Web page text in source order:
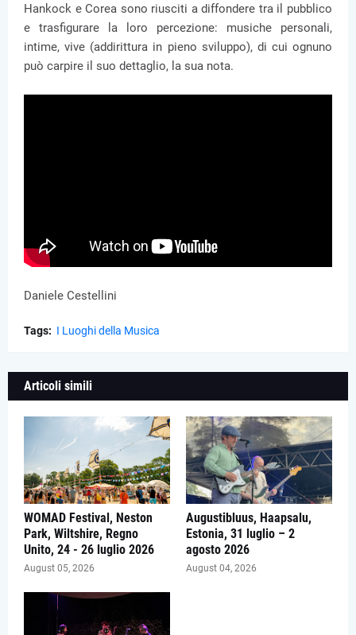
Hankock e Corea sono riusciti a diffondere tra il pubblico
e trasfigurare la loro percezione: musiche personali,
intime, vive (addirittura in pieno sviluppo), di cui ognuno
può carpire il suo dettaglio, la sua nota.
Daniele Cestellini
Tags: I Luoghi della Musica
Articoli simili
WOMAD Festival, Neston
Park, Wiltshire, Regno
Unito, 24 - 26 luglio 2026
August 05, 2026
Augustibluus, Haapsalu,
Estonia, 31 luglio – 2
agosto 2026
August 04, 2026